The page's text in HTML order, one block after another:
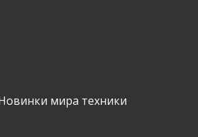
мира техники